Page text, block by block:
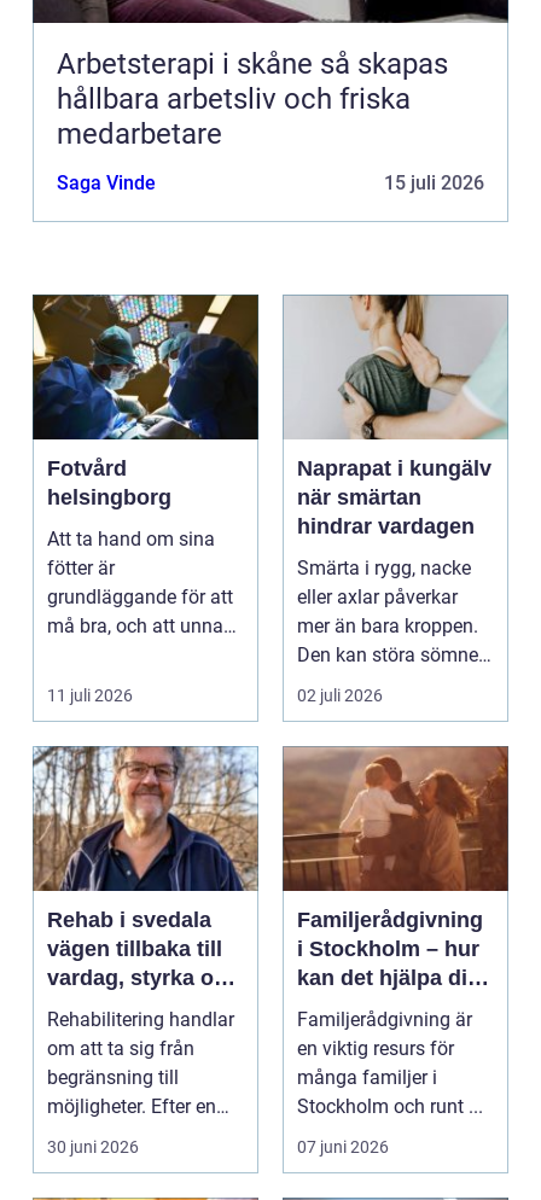
Arbetsterapi i skåne så skapas
hållbara arbetsliv och friska
medarbetare
Saga Vinde 15 juli 2026
Fotvård
helsingborg
Att ta hand om sina
fötter är
grundläggande för att
må bra, och att unna
fotvård k...
11 juli 2026
Naprapat i kungälv
när smärtan
hindrar vardagen
Smärta i rygg, nacke
eller axlar påverkar
mer än bara kroppen.
Den kan störa sömnen,
göra det svårt ...
02 juli 2026
Rehab i svedala
vägen tillbaka till
vardag, styrka och
balans
Rehabilitering handlar
om att ta sig från
begränsning till
möjligheter. Efter en
skada, sjukdom elle...
30 juni 2026
Familjerådgivning
i Stockholm – hur
kan det hjälpa dig
och din familj
Familjerådgivning är
en viktig resurs för
många familjer i
Stockholm och runt ...
07 juni 2026